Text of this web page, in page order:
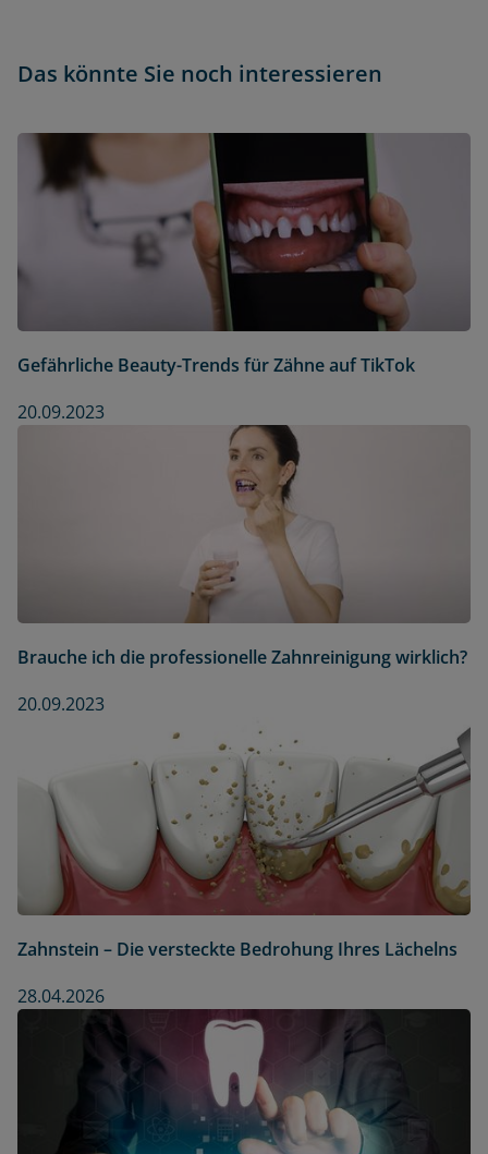
Das könnte Sie noch interessieren
Gefährliche Beauty-Trends für Zähne auf TikTok
20.09.2023
Brauche ich die professionelle Zahnreinigung wirklich?
20.09.2023
Zahnstein – Die versteckte Bedrohung Ihres Lächelns
28.04.2026